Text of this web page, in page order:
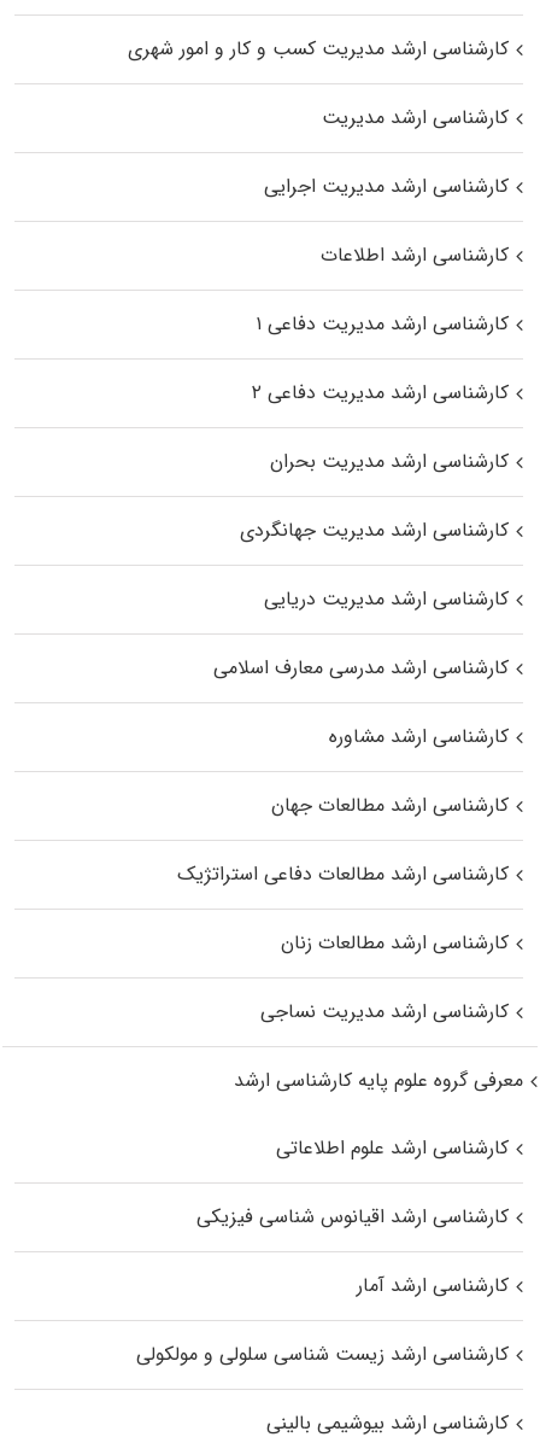
کارشناسی ارشد مدیریت کسب و کار و امور شهری
کارشناسی ارشد مدیریت
کارشناسی ارشد مدیریت اجرایی
کارشناسی ارشد اطلاعات
کارشناسی ارشد مدیریت دفاعی ۱
کارشناسی ارشد مدیریت دفاعی ۲
کارشناسی ارشد مدیریت بحران
کارشناسی ارشد مدیریت جهانگردی
کارشناسی ارشد مدیریت دریایی
کارشناسی ارشد مدرسی معارف اسلامی
کارشناسی ارشد مشاوره
کارشناسی ارشد مطالعات جهان
کارشناسی ارشد مطالعات دفاعی استراتژیک
کارشناسی ارشد مطالعات زنان
کارشناسی ارشد مدیریت نساجی
معرفی گروه علوم پایه کارشناسی ارشد
کارشناسی ارشد علوم اطلاعاتی
کارشناسی ارشد اقیانوس‌ شناسی فیزیکی
کارشناسی ارشد آمار
کارشناسی ارشد زیست شناسی سلولی و مولکولی
کارشناسی ارشد بیوشیمی بالینی